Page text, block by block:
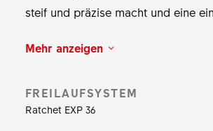
steif und präzise macht und eine einfache,
mit reibungsarmen SINC Ceramic
Leistung direkt auf die Strasse. Die Nabe ist
ausschliesslich als 180 SPLINE für
Mehr anzeigen
FREILAUFSYSTEM
Ratchet EXP 36